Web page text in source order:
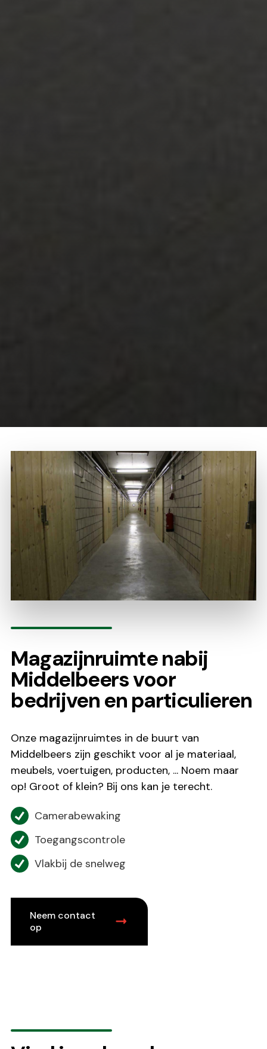
Magazijnruimte nabij
Middelbeers voor
bedrijven en particulieren
Onze magazijnruimtes in de buurt van
Middelbeers zijn geschikt voor al je materiaal,
meubels, voertuigen, producten, ... Noem maar
op! Groot of klein? Bij ons kan je terecht.
Camerabewaking
Toegangscontrole
Vlakbij de snelweg
Neem contact
op